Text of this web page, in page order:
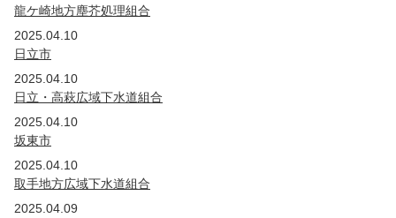
龍ケ崎地方塵芥処理組合
2025.04.10
日立市
2025.04.10
日立・高萩広域下水道組合
2025.04.10
坂東市
2025.04.10
取手地方広域下水道組合
2025.04.09